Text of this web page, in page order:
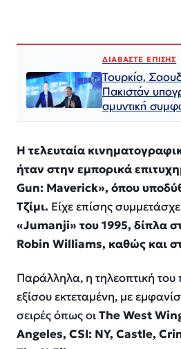
ΔΙΑΒΑΣΤΕ ΕΠΙΣΗΣ
Τουρκία,
Πακιστάν
αμυντική
Η τελευταία
ήταν στην εμπορικά
Gun: Maverick», όπου
Τζίμι. Είχε επίσης
«Jumanji» του 1995, δίπλα
Robin Williams, καθώς και
Παράλληλα, η τηλεοπτική
εξίσου εκτεταμένη, με
σειρές όπως οιThe West
Angeles, CSI: NY, Castle,